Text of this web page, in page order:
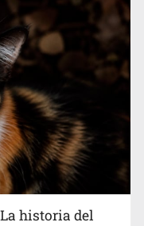
historia del